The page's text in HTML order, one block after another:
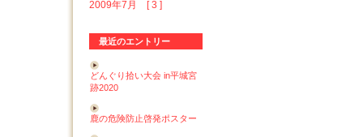
2009年7月 [ 3 ]
最近のエントリー
どんぐり拾い大会 in平城宮
跡2020
鹿の危険防止啓発ポスター